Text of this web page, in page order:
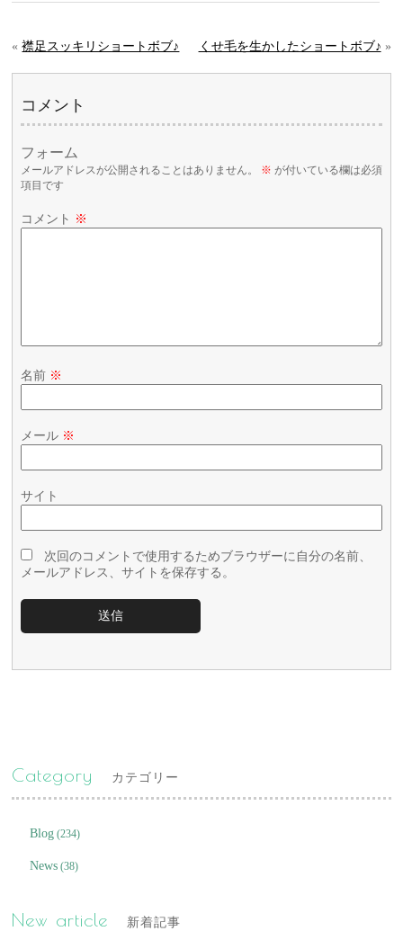
«襟足スッキリショートボブ♪ くせ毛を生かしたショートボブ♪ »
コメント
フォーム
メールアドレスが公開されることはありません。 ※ が付いている欄は必須
項目です
コメント ※
名前 ※
メール ※
サイト
次回のコメントで使用するためブラウザーに自分の名前、
メールアドレス、サイトを保存する。
Category カテゴリー
Blog (234)
News (38)
New article 新着記事